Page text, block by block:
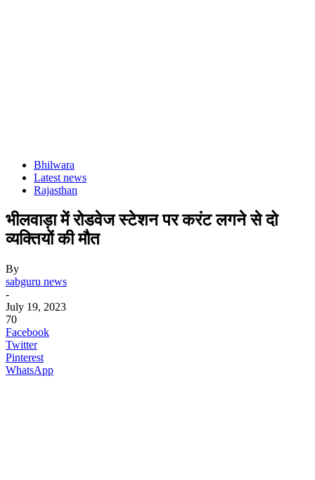
Bhilwara
Latest news
Rajasthan
भीलवाड़ा में रोडवेज स्टेशन पर करंट लगने से दो
व्यक्तियों की मौत
By
sabguru news
-
July 19, 2023
70
Facebook
Twitter
Pinterest
WhatsApp